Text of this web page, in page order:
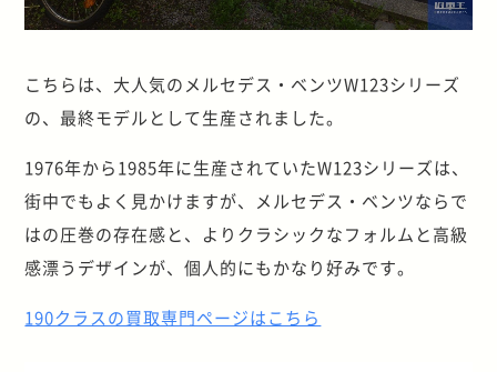
こちらは、大人気のメルセデス・ベンツW123シリーズ
の、最終モデルとして生産されました。
1976年から1985年に生産されていたW123シリーズは、
街中でもよく見かけますが、メルセデス・ベンツならで
はの圧巻の存在感と、よりクラシックなフォルムと高級
感漂うデザインが、個人的にもかなり好みです。
190クラスの買取専門ページはこちら